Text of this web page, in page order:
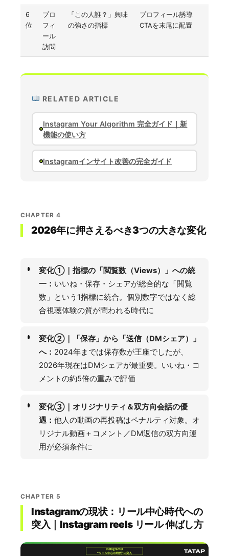
6
位
プロ
フィ
ール
訪問
「この人誰？」興味
の強さの指標
プロフィール誘導
CTAを末尾に配置
RELATED ARTICLE
Instagram Your Algorithm 完全ガイド｜新
機能の使い方
Instagramインサイト改善の完全ガイド
CHAPTER 4
2026年に押さえるべき3つの大きな変化
変化①｜指標の「閲覧数（Views）」への統
一： いいね・保存・シェアが総合的な「閲覧
数」という1指標に統合。個別数字ではなく総
合視聴体験の質が問われる時代に
変化②｜「保存」から「送信（DMシェア）」
へ： 2024年までは保存数が王座でしたが、
2026年現在はDMシェアが最重要。いいね・コ
メントの約5倍の重みで評価
変化③｜オリジナリティ＆双方向会話の優
遇： 他人の動画の再投稿はペナルティ対象。オ
リジナル動画＋コメント／DM返信の双方向運
用が必須条件に
CHAPTER 5
Instagramの現状：リール中心時代への
突入｜Instagram reels リール 伸ばし方